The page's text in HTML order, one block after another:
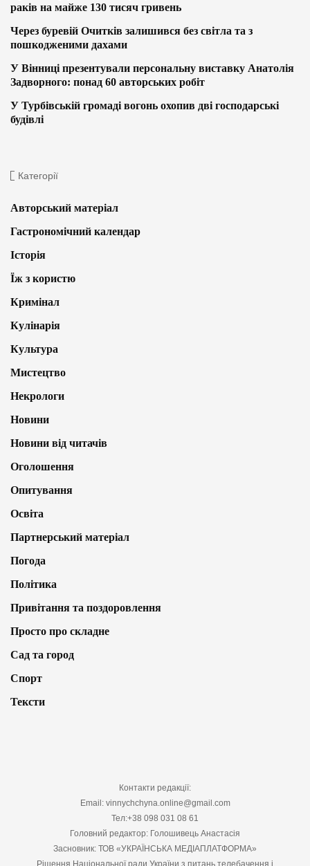
раків на майже 130 тисяч гривень
Через буревій Очитків залишився без світла та з
пошкодженими дахами
У Вінниці презентували персональну виставку Анатолія
Задворного: понад 60 авторських робіт
У Турбівській громаді вогонь охопив дві господарські
будівлі
Категорії
Авторський матеріал
Гастрономічний календар
Історія
Їж з користю
Кримінал
Кулінарія
Культура
Мистецтво
Некрологи
Новини
Новини від читачів
Оголошення
Опитування
Освіта
Партнерський матеріал
Погода
Політика
Привітання та поздоровлення
Просто про складне
Сад та город
Спорт
Тексти
Контакти редакції:
Email: vinnychchyna.online@gmail.com
Тел:+38 098 031 08 61
Головний редактор: Голошивець Анастасія
Засновник: ТОВ «УКРАЇНСЬКА МЕДІАПЛАТФОРМА»
Рішення Національної ради України з питань телебачення і